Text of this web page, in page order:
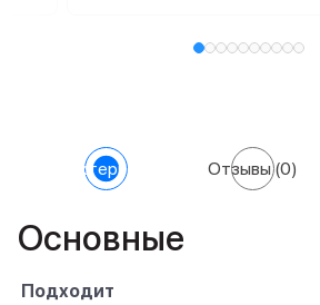
Характеристики Отзывы(0)
Основные
Подходит